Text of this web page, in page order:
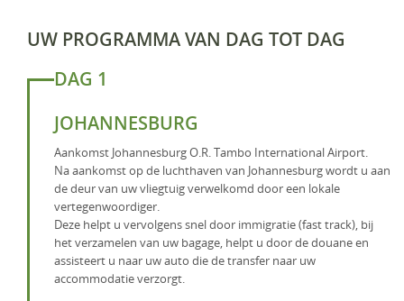
UW PROGRAMMA VAN DAG TOT DAG
DAG 1
JOHANNESBURG
Aankomst Johannesburg O.R. Tambo International Airport.
Na aankomst op de luchthaven van Johannesburg wordt u aan
de deur van uw vliegtuig verwelkomd door een lokale
vertegenwoordiger.
Deze helpt u vervolgens snel door immigratie (fast track), bij
het verzamelen van uw bagage, helpt u door de douane en
assisteert u naar uw auto die de transfer naar uw
accommodatie verzorgt.